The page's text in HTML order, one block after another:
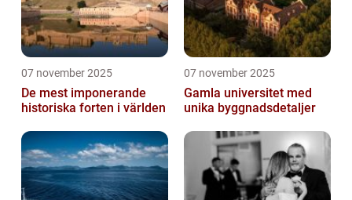
07 november 2025
De mest imponerande
historiska forten i världen
07 november 2025
Gamla universitet med
unika byggnadsdetaljer